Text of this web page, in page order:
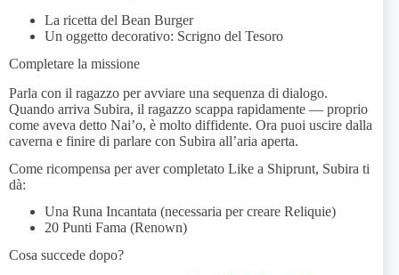
La ricetta del Bean Burger
Un oggetto decorativo: Scrigno del Tesoro
Completare la missione
Parla con il ragazzo per avviare una sequenza di dialogo.
Quando arriva Subira, il ragazzo scappa rapidamente — proprio
come aveva detto Nai’o, è molto diffidente. Ora puoi uscire dalla
caverna e finire di parlare con Subira all’aria aperta.
Come ricompensa per aver completato Like a Shiprunt, Subira ti
dà:
Una Runa Incantata (necessaria per creare Reliquie)
20 Punti Fama (Renown)
Cosa succede dopo?